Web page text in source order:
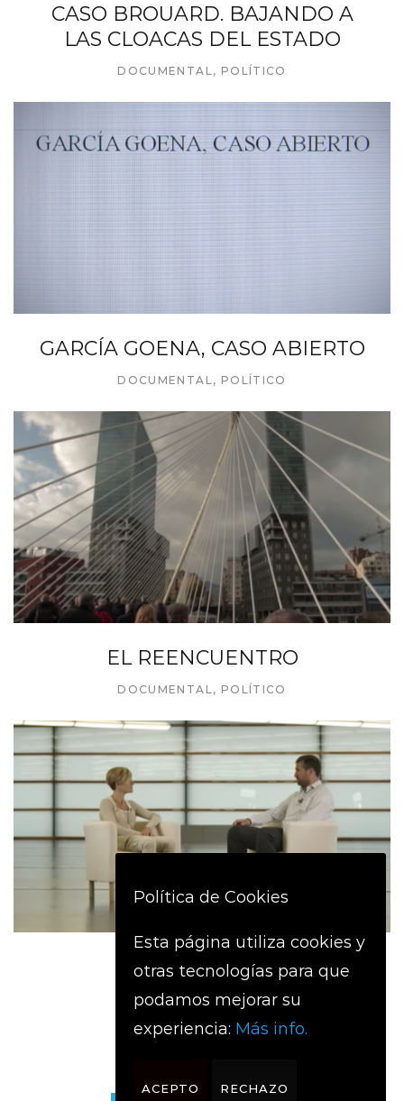
CASO BROUARD. BAJANDO A
LAS CLOACAS DEL ESTADO
DOCUMENTAL , POLÍTICO
GARCÍA GOENA, CASO ABIERTO
DOCUMENTAL, POLÍTICO
EL REENCUENTRO
DOCUMENTAL, POLÍTICO
RECONCILIACIÓN
DOCUMENTAL ,POLÍTICO
Política de Cookies
Esta página utiliza cookies y
otras tecnologías para que
podamos mejorar su
experiencia: Más info.
ACEPTO RECHAZO